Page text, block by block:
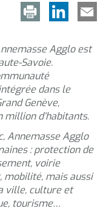
Agglo est
Savoie.
dans le
Genève,
million d’habitants.
Annemasse Agglo
: protection de
voirie
mobilité, mais aussi
ville, culture et
tourisme…